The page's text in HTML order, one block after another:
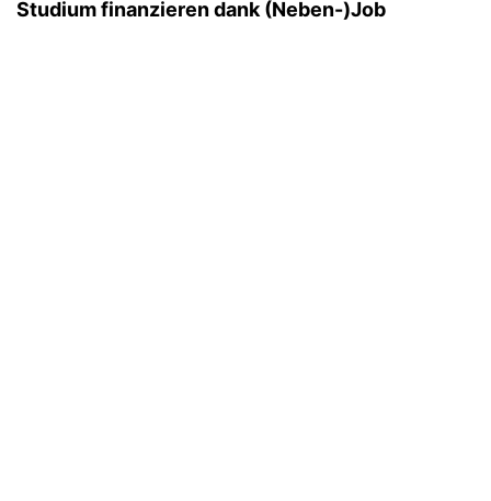
Studium finanzieren dank (Neben-)Job